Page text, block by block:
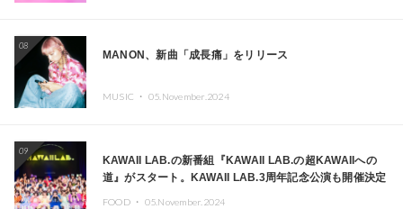
08
MANON、新曲「成長痛」をリリース
MUSIC ・ 05.November.2024
09
KAWAII LAB.の新番組『KAWAII LAB.の超KAWAIIへの
道』がスタート。KAWAII LAB.3周年記念公演も開催決定
FOOD ・ 05.November.2024